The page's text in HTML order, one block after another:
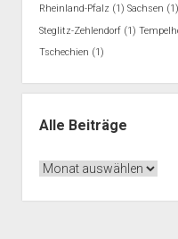
Rheinland-Pfalz(1) Sachsen (1)
Steglitz-Zehlendorf (1)
Tschechien (1)
Alle Beiträge
Alle